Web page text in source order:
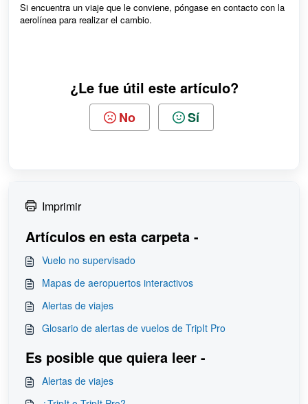
Si encuentra un viaje que le conviene, póngase en contacto con la
aerolínea para realizar el cambio.
¿Le fue útil este artículo?
No Sí
Imprimir
Artículos en esta carpeta -
Vuelo no supervisado
Mapas de aeropuertos interactivos
Alertas de viajes
Glosario de alertas de vuelos de TripIt Pro
Es posible que quiera leer -
Alertas de viajes